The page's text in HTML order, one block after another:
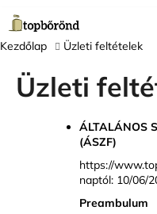
tartalomhoz
Kezdőlap Üzleti feltételek
Üzleti
ÁLTALÁNOS
(ÁSZF)
https://
naptól: 10/06/
Preambulum
o
s
Vissza
Vissza
M